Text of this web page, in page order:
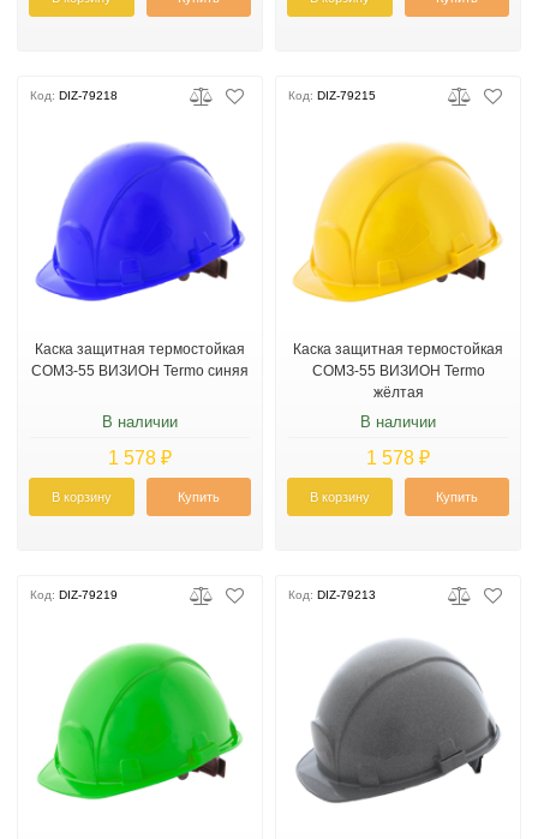
Код: DIZ-79218
Каска защитная термостойкая
СОМЗ-55 ВИЗИОН Termo синяя
В наличии
1 578 ₽
В корзину Купить
Код: DIZ-79215
Каска защитная термостойкая
СОМЗ-55 ВИЗИОН Termo
жёлтая
В наличии
1 578 ₽
В корзину Купить
Код: DIZ-79219 Код: DIZ-79213